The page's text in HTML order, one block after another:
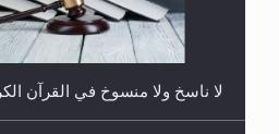
لا ناسخ ولا منسوخ في القرآن